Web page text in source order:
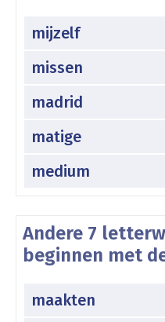
mijzelf
missen
madrid
matige
medium
Andere 7
beginnen met
maakten